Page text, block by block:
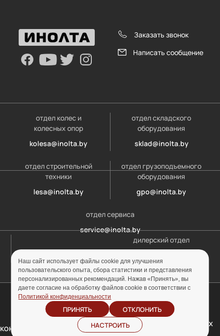
Заказать звонок
Написать сообщение
отдел колес и
колесных опор
kolesa@inolta.by
отдел складского
оборудования
sklad@inolta.by
отдел строительной
техники
lesa@inolta.by
отдел грузоподъемного
оборудования
gpo@inolta.by
отдел сервиса
service@inolta.by
дилерский отдел
© ООО «Инолта» 2010-2026 г. УНП 691302759
Политика
конфиденциальности
Отзыв согласия на
обработку персональных
Наш сайт использует файлы cookie для улучшения
пользовательского опыта, сбора статистики и представления
персонализированных рекомендаций. Нажав «Принять», вы
даете согласие на обработку файлов cookie в соответствии с
Политикой конфиденциальности
ПРИНЯТЬ
ОТКЛОНИТЬ
НАСТРОИТЬ